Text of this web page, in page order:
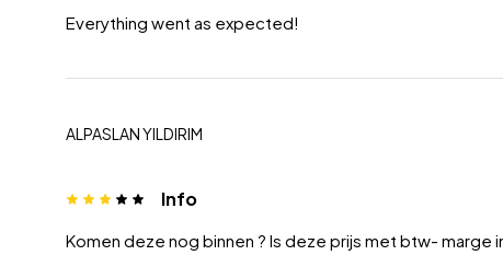
Everything went as expected!
ALPASLAN YILDIRIM
Info
Komen deze nog binnen ? Is deze prijs met btw- marge